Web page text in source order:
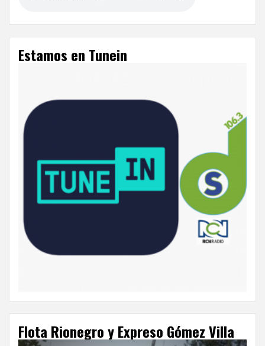
Estamos en Tunein
Flota Rionegro y Expreso Gómez Villa